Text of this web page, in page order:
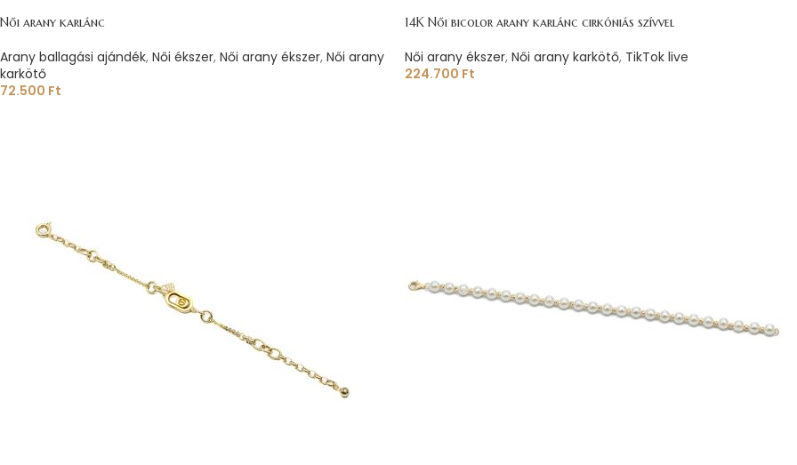
Női arany karlánc
Arany ballagási ajándék, Női ékszer, Női arany ékszer, Női arany
karkötő
72.500 Ft
14K Női bicolor arany karlánc cirkóniás szívvel
Női arany ékszer, Női arany karkötő, TikTok live
224.700 Ft